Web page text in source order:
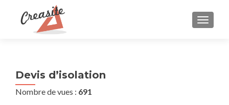
Devis d’isolation
Nombre de vues : 691
Navigation
des